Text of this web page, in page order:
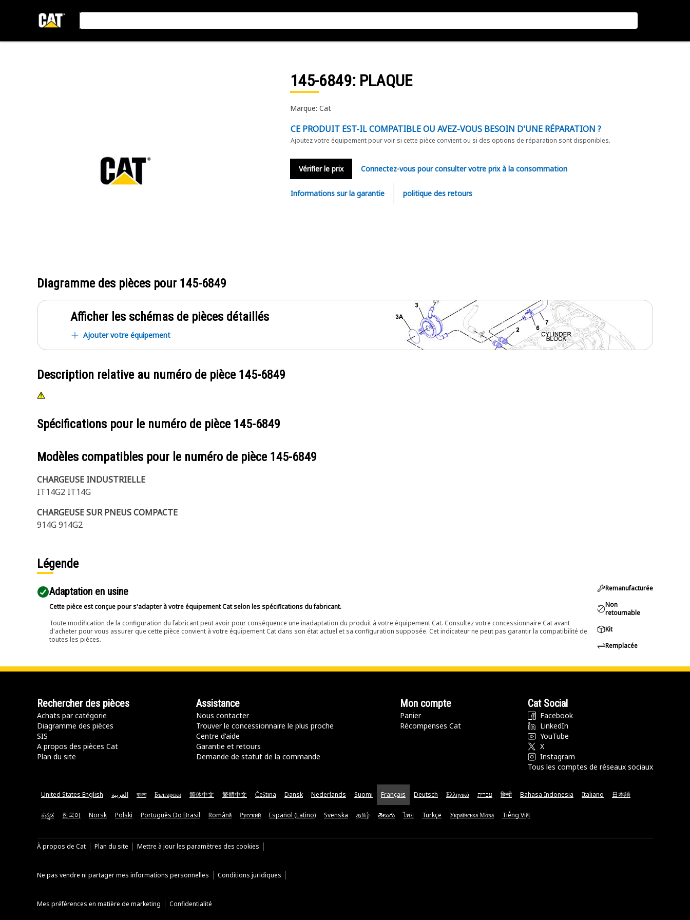
145-6849: PLAQUE
Marque: Cat
CE PRODUIT EST-IL COMPATIBLE OU AVEZ-VOUS BESOIN D'UNE RÉPARATION ?
Ajoutez votre équipement pour voir si cette pièce convient ou si des options de réparation sont disponibles.
Vérifier le prix Connectez-vous pour consulter votre prix à la consommation
Informations sur la garantie politique des retours
Diagramme des pièces pour 145-6849
Afficher les schémas de pièces détaillés
Ajouter votre équipement
Description relative au numéro de pièce 145-6849
Spécifications pour le numéro de pièce 145-6849
Modèles compatibles pour le numéro de pièce 145-6849
CHARGEUSE INDUSTRIELLE
IT14G2 IT14G
CHARGEUSE SUR PNEUS COMPACTE
914G 914G2
Légende
Adaptation en usine
Cette pièce est conçue pour s'adapter à votre équipement Cat selon les spécifications du fabricant.
Toute modification de la configuration du fabricant peut avoir pour conséquence une inadaptation du produit à votre équipement Cat. Consultez votre concessionnaire Cat avant
d'acheter pour vous assurer que cette pièce convient à votre équipement Cat dans son état actuel et sa configuration supposée. Cet indicateur ne peut pas garantir la compatibilité de
toutes les pièces.
Remanufacturée
Non
retournable
Kit
Remplacée
Rechercher des pièces
Achats par catégorie
Diagramme des pièces
SIS
A propos des pièces Cat
Plan du site
Assistance
Nous contacter
Trouver le concessionnaire le plus proche
Centre d'aide
Garantie et retours
Demande de statut de la commande
Mon compte
Panier
Récompenses Cat
Cat Social
Facebook
LinkedIn
YouTube
X
Instagram
Tous les comptes de réseaux sociaux
United States English العربية বাংলা Български 简体中文 繁體中文 Čeština Dansk Nederlands Suomi Français Deutsch Ελληνικά עברית हिन्दी Bahasa Indonesia Italiano 日本語
ಕನ್ನಡ 한국어 Norsk Polski Português Do Brasil Română Русский Español (Latino) Svenska தமிழ் తెలుగు ไทย Türkçe Українська Мова Tiếng Việt
À propos de Cat Plan du site Mettre à jour les paramètres des cookies
Ne pas vendre ni partager mes informations personnelles Conditions juridiques
Mes préférences en matière de marketing Confidentialité